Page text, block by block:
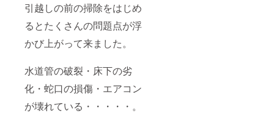
引越しの前の掃除をはじめ
るとたくさんの問題点が浮
かび上がって来ました。
水道管の破裂・床下の劣
化・蛇口の損傷・エアコン
が壊れている・・・・・。